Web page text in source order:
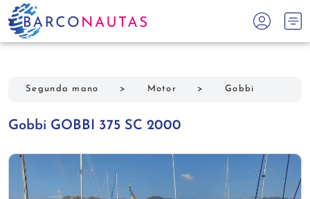
Segunda mano > Motor > Gobbi
Gobbi GOBBI 375 SC 2000